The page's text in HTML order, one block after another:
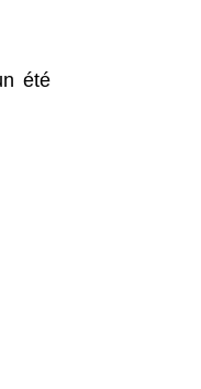
été